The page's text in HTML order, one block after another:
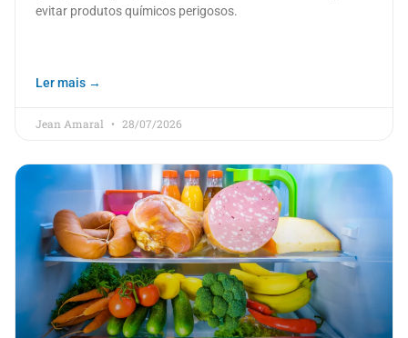
evitar produtos químicos perigosos.
Ler mais →
Jean Amaral 28/07/2026